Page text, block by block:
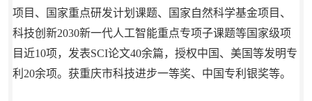
项目、国家重点研发计划课题、国家自然科学基金项目、
科技创新2030新一代人工智能重点专项子课题等国家级项
目近10项，发表SCI论文40余篇，授权中国、美国等发明专
利20余项。获重庆市科技进步一等奖、中国专利银奖等。